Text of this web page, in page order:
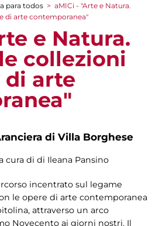
para todos > aMICi - "Arte e Natura.
di arte contemporanea"
e Natura.
collezioni
arte
di Villa Borghese
cura di di Ileana Pansino
incentrato sul legame
le opere di arte contemporanea
attraverso un arco
Novecento ai giorni nostri. Il